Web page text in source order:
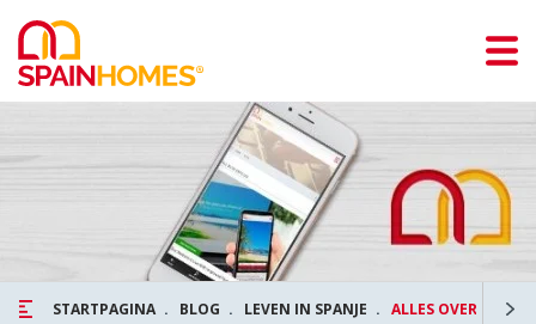
STARTPAGINA BLOG LEVEN IN SPANJE ALLES OVER MET